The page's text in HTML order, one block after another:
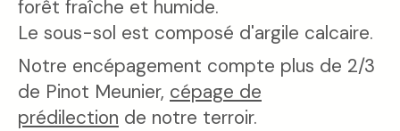
forêt fraîche et humide.
Le sous-sol est composé d'argile calcaire.
Notre encépagement compte plus de 2/3
de Pinot Meunier, cépage de
prédilection de notre terroir.